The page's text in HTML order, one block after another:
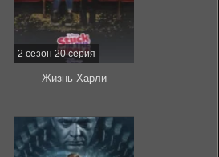
2 сезон 20 серия
Жизнь Харли